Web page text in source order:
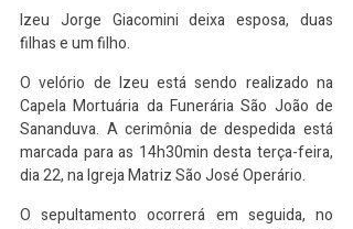
Izeu Jorge Giacomini deixa esposa, duas
filhas e um filho.
O velório de Izeu está sendo realizado na
Capela Mortuária da Funerária São João de
Sananduva. A cerimônia de despedida está
marcada para as 14h30min desta terça-feira,
dia 22, na Igreja Matriz São José Operário.
O sepultamento ocorrerá em seguida, no